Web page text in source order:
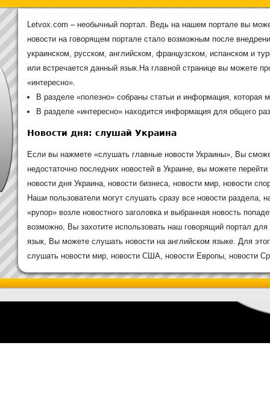
Letvox.com – необычный портал. Ведь на нашем портале вы
новости на говорящем портале стало возможным после
украинском, русском, английском, французском, испанском и
или встречается данный язык.На главной странице вы можете
«интересно».
В разделе «полезно» собраны статьи и информация, которая
В разделе «интересно» находится информация для общего
Новости дня: слушай Украина
Если вы нажмете «слушать главные новости Украины», Вы
недостаточно последних новостей в Украине, вы можете
новости дня Украина, новости бизнеса, новости мир, новости
Наши пользователи могут слушать сразу все новости раздела,
«рупор» возле новостного заголовка и выбранная новость
возможно, Вы захотите использовать наш говорящий портал
язык, Вы можете слушать новости на английском языке. Для
слушать новости мир, новости США, новости Европы, новости